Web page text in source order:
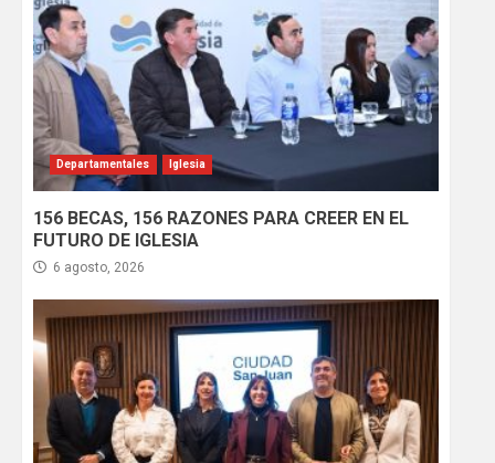
Departamentales Iglesia
156 BECAS, 156 RAZONES PARA CREER EN EL
FUTURO DE IGLESIA
6 agosto, 2026